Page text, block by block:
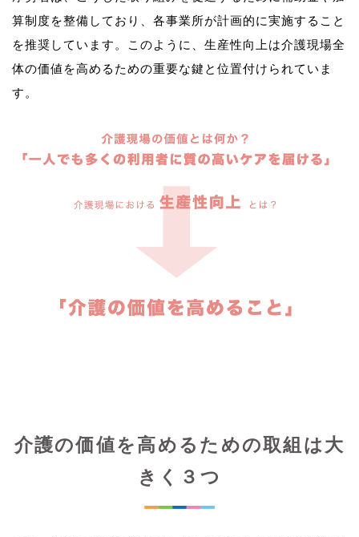
算制度を整備しており、各事業所が計画的に実施すること
を推奨しています。このように、生産性向上は介護現場全
体の価値を高めるための重要な鍵と位置付けられていま
介護の価値を高めるための取組は大
きく３つ